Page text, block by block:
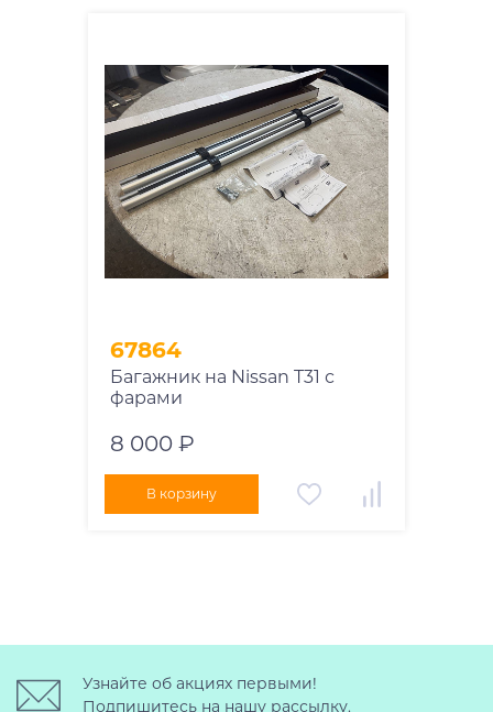
67864
Багажник на Nissan T31 с
фарами
8 000 ₽
В корзину
Узнайте об акциях первыми!
Подпишитесь на нашу рассылку.